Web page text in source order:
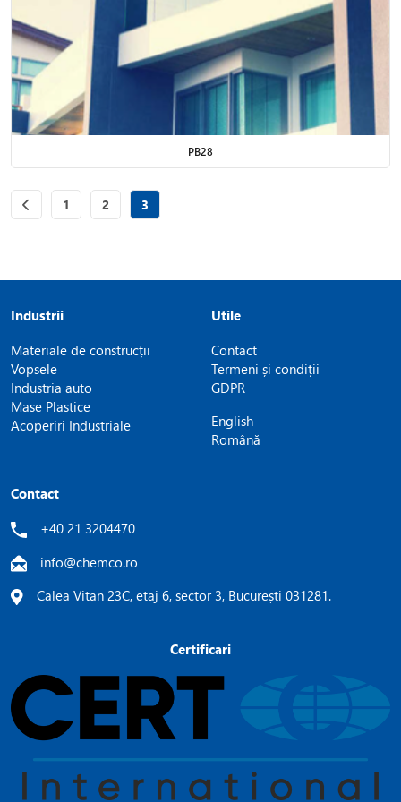
PB28
Page
1 Page
2 Page
3
Industrii
Materiale de construcții
Vopsele
Industria auto
Mase Plastice
Acoperiri Industriale
Utile
Contact
Termeni și condiții
GDPR
English
Română
Contact
+40 21 3204470
info@chemco.ro
Calea Vitan 23C, etaj 6, sector 3, București 031281.
Certificari